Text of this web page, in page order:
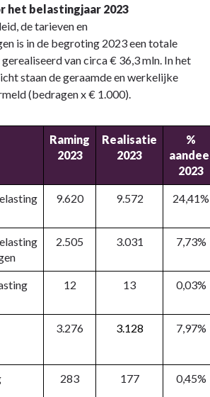
het belastingjaar 2023
de tarieven en
is in de begroting 2023 een totale
van circa € 36,3 mln. In het
staan de geraamde en werkelijke
(bedragen x € 1.000).
Raming
2023
Realisatie
2023
%
2023
9.620 9.572 24,41%
2.505 3.031 7,73%
12 13 0,03%
3.276 3.128 7,97%
283 177 0,45%